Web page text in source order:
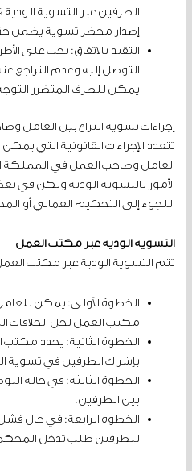
الطرفين عبر التسوية
إصدار محضر تسوية يضمن
التقيد بالاتفاق: يجب على
التوصل إليه وعدم التراجع
يمكن للطرف المتضرر
إجراءات تسوية النزاع بين العامل
تتعدد الإجراءات القانونية التي يمكن
العامل وصاحب العمل في المملكة
الأمور بالتسوية الودية ولكن في
اللجوء إلى التحكيم العمالي أو
التسوية الودية عبر مكتب العمل
تتم التسوية الودية عبر مكتب
الخطوة الأولى: يمكن
مكتب العمل لحل الخلافات
الخطوة الثانية: يحدد
بإشراك الطرفين في تسوية
الخطوة الثالثة: في حالة
بين الطرفين.
الخطوة الرابعة: في حال
للطرفين طلب تدخل